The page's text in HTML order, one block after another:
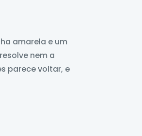
amarela e um
nem a
parece voltar, e